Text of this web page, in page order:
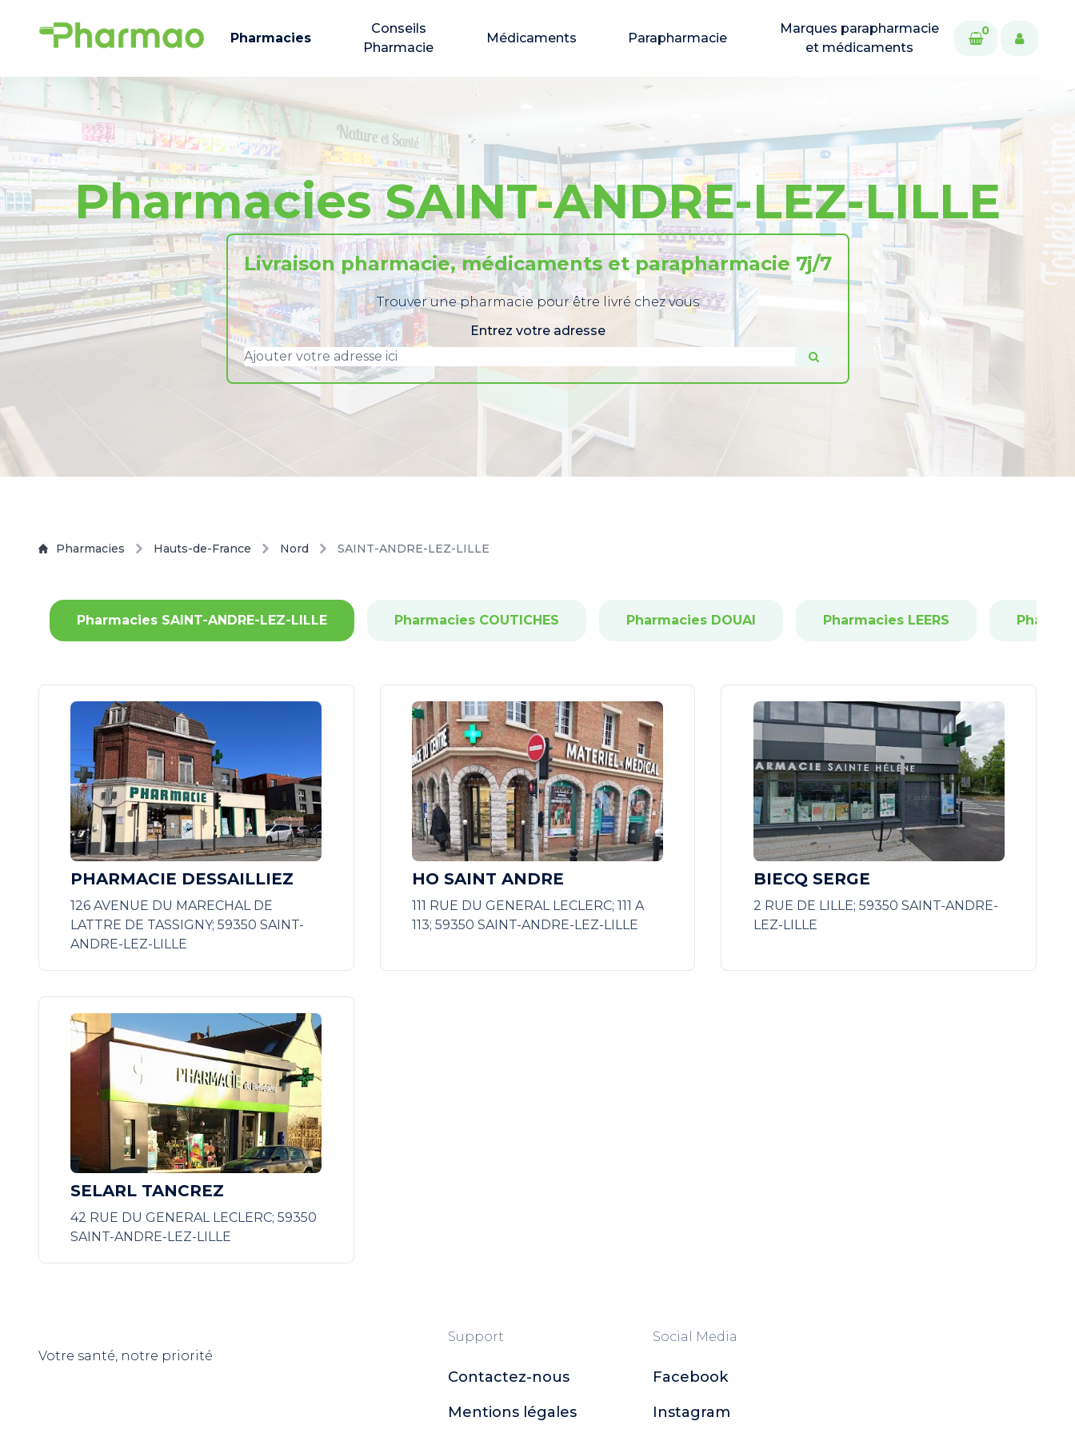
Pharmacies
Conseils
Pharmacie
Médicaments Parapharmacie
Marques parapharmacie
et médicaments
0
Pharmacies SAINT-ANDRE-LEZ-LILLE
Livraison pharmacie, médicaments et parapharmacie 7j/7
Trouver une pharmacie pour être livré chez vous
Entrez votre adresse
Pharmacies Hauts-de-France Nord SAINT-ANDRE-LEZ-LILLE
Pharmacies SAINT-ANDRE-LEZ-LILLE Pharmacies COUTICHES Pharmacies DOUAI Pharmacies LEERS
PHARMACIE DESSAILLIEZ
126 AVENUE DU MARECHAL DE
LATTRE DE TASSIGNY; 59350 SAINT-
ANDRE-LEZ-LILLE
HO SAINT ANDRE
111 RUE DU GENERAL LECLERC; 111 A
113; 59350 SAINT-ANDRE-LEZ-LILLE
BIECQ SERGE
2 RUE DE LILLE; 59350 SAINT-ANDRE-
LEZ-LILLE
SELARL TANCREZ
42 RUE DU GENERAL LECLERC; 59350
SAINT-ANDRE-LEZ-LILLE
Votre santé, notre priorité
Support
Contactez-nous
Mentions légales
Social Media
Facebook
Instagram